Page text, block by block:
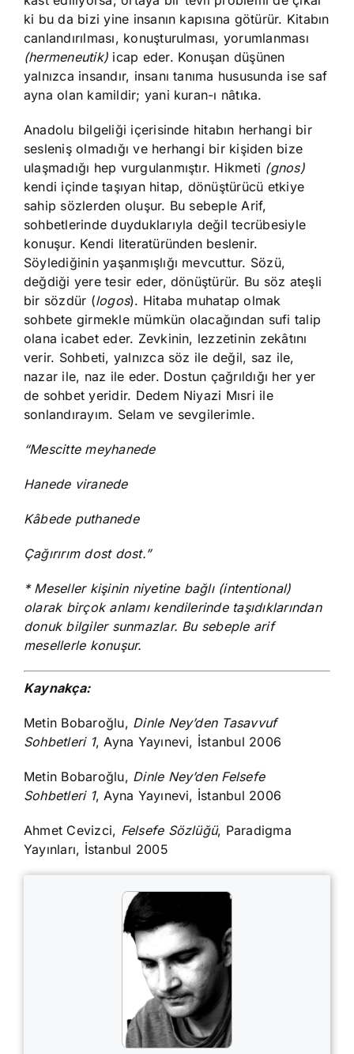
ki bu da bizi yine insanın kapısına götürür. Kitabın
canlandırılması, konuşturulması, yorumlanması
(hermeneutik) icap eder. Konuşan düşünen
yalnızca insandır, insanı tanıma hususunda ise saf
ayna olan kamildir; yani kuran-ı nâtıka.
Anadolu bilgeliği içerisinde hitabın herhangi bir
sesleniş olmadığı ve herhangi bir kişiden bize
ulaşmadığı hep vurgulanmıştır. Hikmeti (gnos)
kendi içinde taşıyan hitap, dönüştürücü etkiye
sahip sözlerden oluşur. Bu sebeple Arif,
sohbetlerinde duyduklarıyla değil tecrübesiyle
konuşur. Kendi literatüründen beslenir.
Söylediğinin yaşanmışlığı mevcuttur. Sözü,
değdiği yere tesir eder, dönüştürür. Bu söz ateşli
bir sözdür (logos). Hitaba muhatap olmak
sohbete girmekle mümkün olacağından sufi talip
olana icabet eder. Zevkinin, lezzetinin zekâtını
verir. Sohbeti, yalnızca söz ile değil, saz ile,
nazar ile, naz ile eder. Dostun çağrıldığı her yer
de sohbet yeridir. Dedem Niyazi Mısri ile
sonlandırayım. Selam ve sevgilerimle.
“Mescitte meyhanede
Hanede viranede
Kâbede puthanede
Çağırırım dost dost.”
* Meseller kişinin niyetine bağlı (intentional)
olarak birçok anlamı kendilerinde taşıdıklarından
donuk bilgiler sunmazlar. Bu sebeple arif
mesellerle konuşur.
Kaynakça:
Metin Bobaroğlu, Dinle Ney’den Tasavvuf
Sohbetleri 1, Ayna Yayınevi, İstanbul 2006
Metin Bobaroğlu, Dinle Ney’den Felsefe
Sohbetleri 1, Ayna Yayınevi, İstanbul 2006
Ahmet Cevizci, Felsefe Sözlüğü, Paradigma
Yayınları, İstanbul 2005